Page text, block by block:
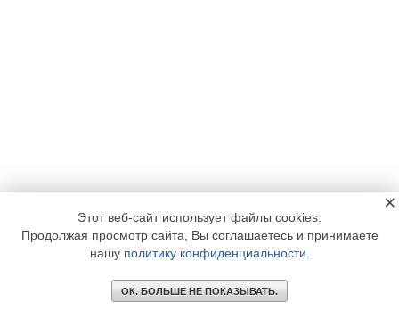
Этот веб-сайт использует файлы cookies.
Продолжая просмотр сайта, Вы соглашаетесь и принимаете
нашу политику конфиденциальности
ОК. БОЛЬШЕ НЕ ПОКАЗЫВАТЬ.
×